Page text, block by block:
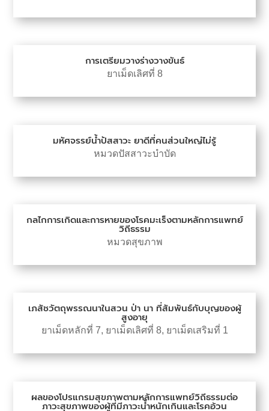
การเตรียมวางร่างวางขันธ์
ยาเม็ดเลิศที่ 8
มหัศจรรย์น้ำปัสสาวะ ยาดีที่คนส่วนใหญ่ไม่รู้
หมวดปัสสาวะบำบัด
กลไกการเกิดและการหายของโรคมะเร็งตามหลักการแพทย์
วิถีธรรม
หมวดสุขภาพ
เภสัชวัตถุพรรณนาในสวน ป่า นา ที่สัมพันธ์กับบุญของผู้
สูงอายุ
ยาเม็ดหลักที่ 7, ยาเม็ดเลิศที่ 8, ยาเม็ดเสริมที่ 1
ผลของโปรแกรมสุขภาพตามหลักการแพทย์วิถีธรรมต่อ
ภาวะสุขภาพของผู้ที่มีภาวะน้ำหนักเกินและโรคอ้วน